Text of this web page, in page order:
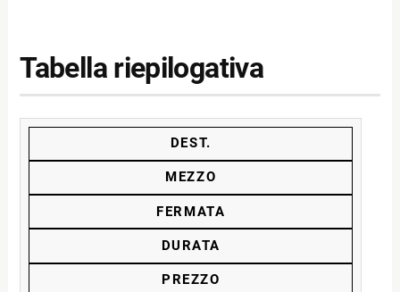
Tabella riepilogativa
DEST.
MEZZO
FERMATA
DURATA
PREZZO